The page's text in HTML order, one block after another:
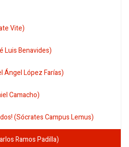
Vite)
Luis Benavides)
Ángel López Farías)
Camacho)
(Sócrates Campus Lemus)
Ramos Padilla)